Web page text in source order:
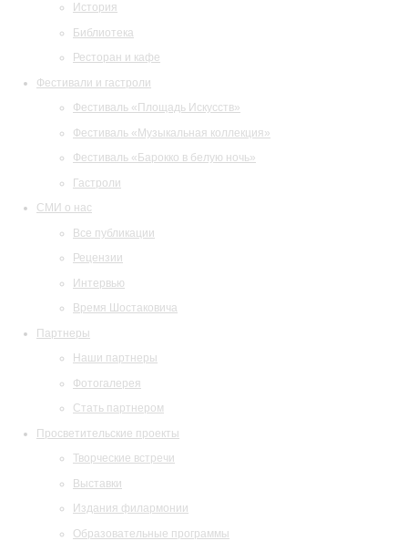
История
Библиотека
Ресторан и кафе
Фестивали и гастроли
Фестиваль «Площадь Искусств»
Фестиваль «Музыкальная коллекция»
Фестиваль «Барокко в белую ночь»
Гастроли
СМИ о нас
Все публикации
Рецензии
Интервью
Время Шостаковича
Партнеры
Наши партнеры
Фотогалерея
Стать партнером
Просветительские проекты
Творческие встречи
Выставки
Издания филармонии
Образовательные программы